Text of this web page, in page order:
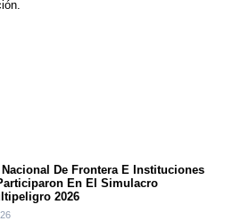
De Frontera E Instituciones
En El Simulacro
2026